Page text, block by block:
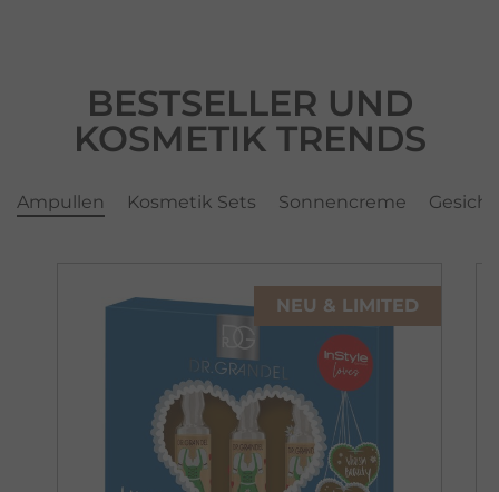
BESTSELLER UND
KOSMETIK TRENDS
Ampullen Kosmetik Sets Sonnencreme
NEU & LIMITED